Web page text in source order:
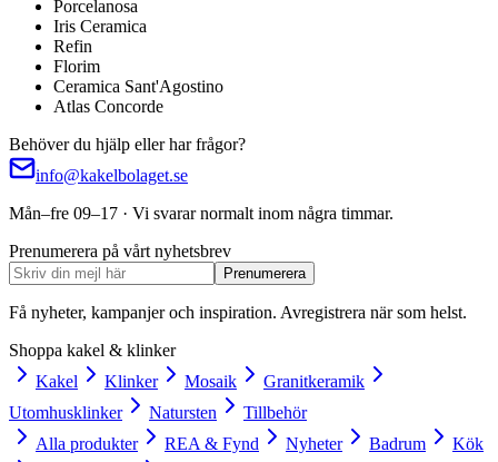
Porcelanosa
Iris Ceramica
Refin
Florim
Ceramica Sant'Agostino
Atlas Concorde
Behöver du hjälp eller har frågor?
info@kakelbolaget.se
Mån–fre 09–17 · Vi svarar normalt inom några timmar.
Prenumerera på vårt nyhetsbrev
Prenumerera
Få nyheter, kampanjer och inspiration. Avregistrera när som helst.
Shoppa kakel & klinker
Kakel
Klinker Mosaik
Granitkeramik
Utomhusklinker
Natursten
Tillbehör
Alla produkter
REA & Fynd Nyheter Badrum
Kök